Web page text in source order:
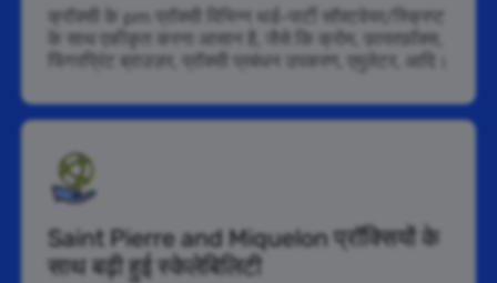
क्रॉक्सी के pm प्रॉक्सी विभिन्न थर्ड-पार्टी सॉफ़्टवेयर/स्क्रिप्ट
के साथ एकीकृत करना आसान है, जैसे कि क्रोम, फ़ायरफ़ॉक्स,
फिंगरप्रिंट ब्राउज़र, प्रॉक्सी प्रबंधन उपकरण, एमुलेटर, आदि।
Saint Pierre and Miquelon प्रॉक्सियों के
साथ बढ़ी हुई स्केलेबिलिटी